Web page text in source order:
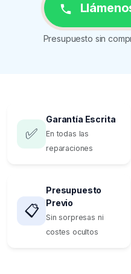
Presupuesto sin
✅
Garantía Escrita
En todas las
reparaciones
📋
Presupuesto
Previo
Sin sorpresas ni
costes ocultos